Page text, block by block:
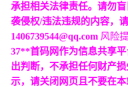
承担相关法律责任。请勿
袭侵权/违法违规的内容，
1406739544@qq.com 风险
37**首码网作为信息共享
出判断，不承担任何财产
示，请关闭网页且不要在